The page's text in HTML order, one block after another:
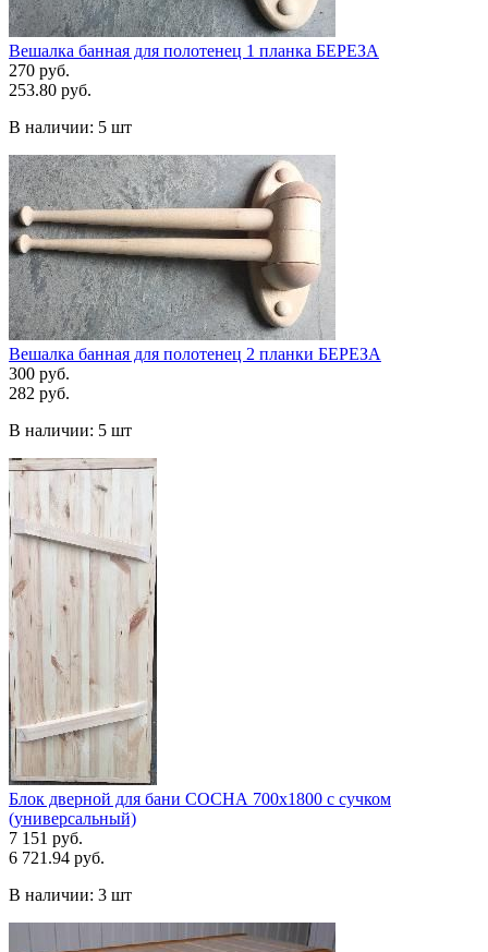
Вешалка банная для полотенец 1 планка БЕРЕЗА
270 руб.
253.80 руб.
В наличии: 5 шт
Вешалка банная для полотенец 2 планки БЕРЕЗА
300 руб.
282 руб.
В наличии: 5 шт
Блок дверной для бани СОСНА 700х1800 с сучком
(универсальный)
7 151 руб.
6 721.94 руб.
В наличии: 3 шт